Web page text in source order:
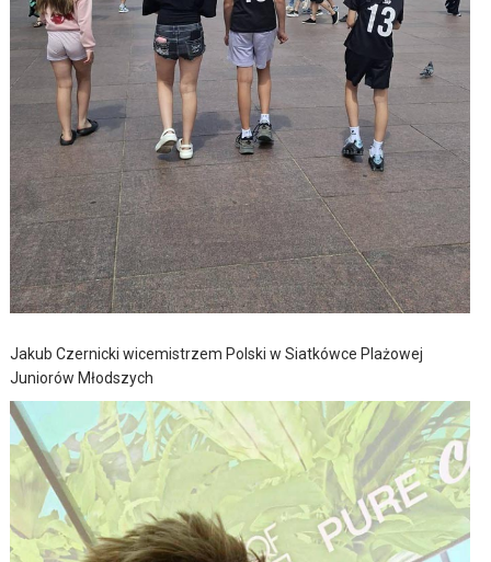
Jakub Czernicki wicemistrzem Polski w Siatkówce Plażowej
Juniorów Młodszych